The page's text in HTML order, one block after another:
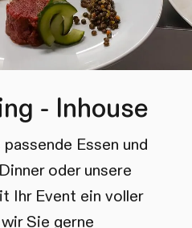
- Inhouse
Essen und
oder unsere
Ihr Event ein voller
Sie gerne